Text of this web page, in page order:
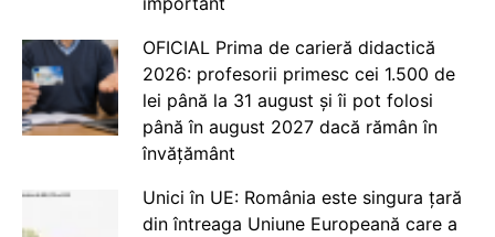
OFICIAL Prima de carieră didactică
2026: profesorii primesc cei 1.500 de
lei până la 31 august și îi pot folosi
până în august 2027 dacă rămân în
învățământ
Unici în UE: România este singura țară
din întreaga Uniune Europeană care a